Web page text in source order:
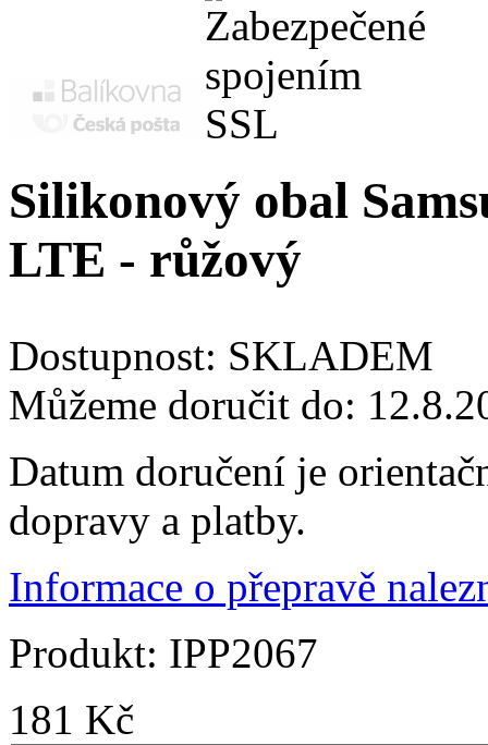
Silikonový obal
LTE - růžový
Dostupnost: SKLADEM
Můžeme doručit do:
Datum doručení je
dopravy a platby.
Informace o přepravě
Produkt: IPP2067
181 Kč